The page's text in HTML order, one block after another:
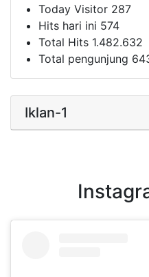
Today Visitor 287
Hits hari ini 574
Total Hits 1.482.632
Total pengunjung
Iklan-1